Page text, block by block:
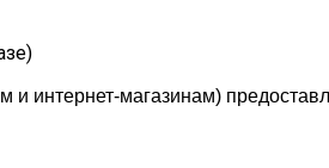
)
и интернет-магазинам)